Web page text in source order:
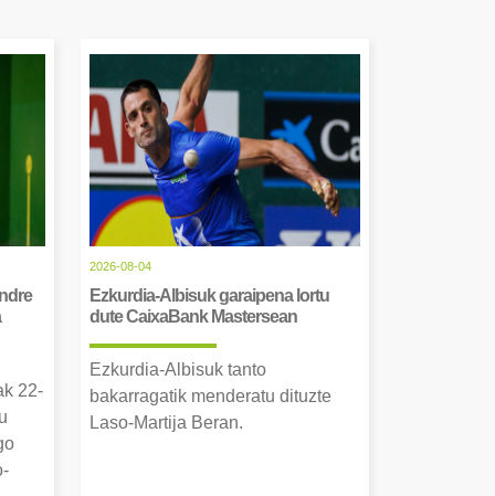
22-
2026-08-04
Ezkurdia-Albisuk garaipena lortu
dute CaixaBank Mastersean
Ezkurdia-Albisuk tanto
bakarragatik menderatu dituzte
Laso-Martija Beran.